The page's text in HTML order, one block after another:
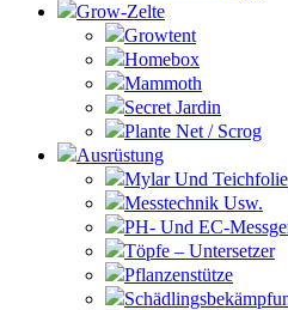
Grow-Zelte
Growtent
Homebox
Mammoth
Secret Jardin
Plante Net / Scrog
Ausrüstung
Mylar Und Teichfolie
Messtechnik Usw.
PH- Und EC-
Töpfe – Untersetzer
Pflanzenstütze